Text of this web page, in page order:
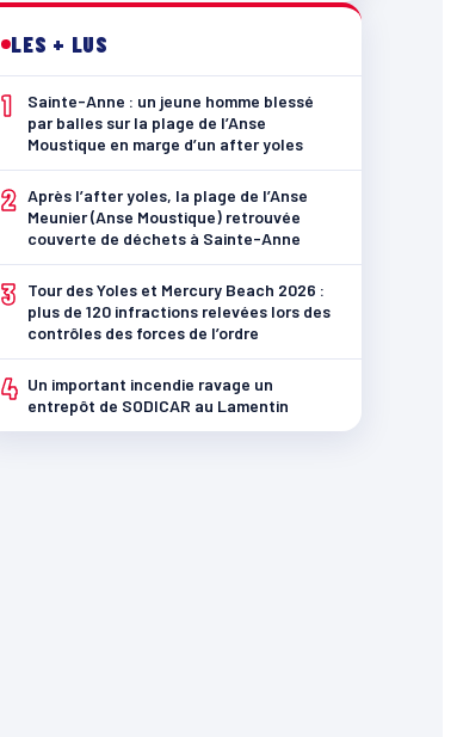
LES + LUS
1
Sainte-Anne : un jeune homme blessé
par balles sur la plage de l’Anse
Moustique en marge d’un after yoles
2 Après l’after yoles, la plage de l’Anse
Meunier (Anse Moustique) retrouvée
couverte de déchets à Sainte-Anne
3
Tour des Yoles et Mercury Beach 2026 :
plus de 120 infractions relevées lors des
contrôles des forces de l’ordre
4 Un important incendie ravage un
entrepôt de SODICAR au Lamentin